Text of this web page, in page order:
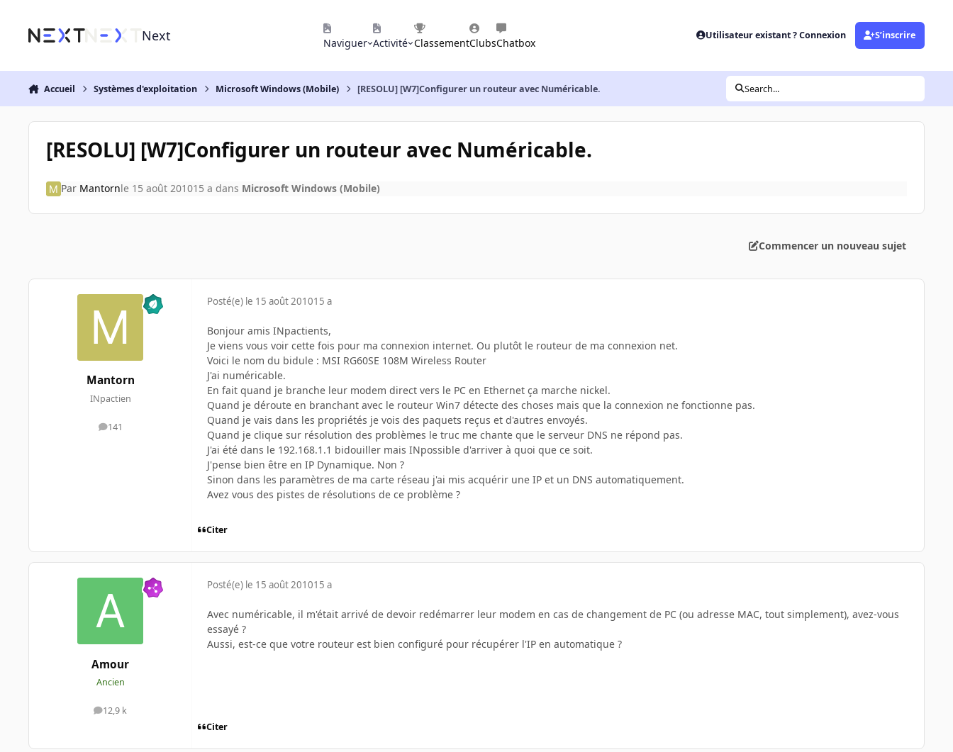
Next Naviguer Activité ClassementClubsChatbox
Utilisateur existant ? Connexion S’inscrire
Accueil Systèmes d'exploitation Microsoft Windows (Mobile) [RESOLU] [W7]Configurer un routeur avec Numéricable. Search...
[RESOLU] [W7]Configurer un routeur avec Numéricable.
Par Mantornle 15 août 201015 a dans Microsoft Windows (Mobile)
Commencer un nouveau sujet
Mantorn
INpactien
141
messages
Posté(e) le 15 août 201015 a
Bonjour amis INpactients,
Je viens vous voir cette fois pour ma connexion internet. Ou plutôt le routeur de ma connexion net.
Voici le nom du bidule : MSI RG60SE 108M Wireless Router
J'ai numéricable.
En fait quand je branche leur modem direct vers le PC en Ethernet ça marche nickel.
Quand je déroute en branchant avec le routeur Win7 détecte des choses mais que la connexion ne fonctionne pas.
Quand je vais dans les propriétés je vois des paquets reçus et d'autres envoyés.
Quand je clique sur résolution des problèmes le truc me chante que le serveur DNS ne répond pas.
J'ai été dans le 192.168.1.1 bidouiller mais INpossible d'arriver à quoi que ce soit.
J'pense bien être en IP Dynamique. Non ?
Sinon dans les paramètres de ma carte réseau j'ai mis acquérir une IP et un DNS automatiquement.
Avez vous des pistes de résolutions de ce problème ?
Citer
Amour
Ancien
12,9 k
messages
Posté(e) le 15 août 201015 a
Avec numéricable, il m'était arrivé de devoir redémarrer leur modem en cas de changement de PC (ou adresse MAC, tout simplement), avez-vous
essayé ?
Aussi, est-ce que votre routeur est bien configuré pour récupérer l'IP en automatique ?
Citer